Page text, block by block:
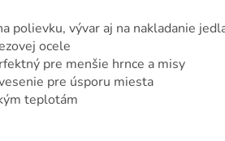
polievku, vývar aj na nakladanie
ocele
pre menšie hrnce a misy
pre úsporu miesta
teplotám